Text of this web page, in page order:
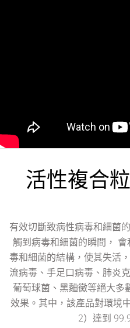
活性複合
有效切斷致病性病毒和細菌
觸到病毒和細菌的瞬間，
毒和細菌的結構，使其失活
流病毒、手足口病毒、肺炎
葡萄球菌、黑麯黴等絕大多
效果。其中，該產品對環境
2）達到